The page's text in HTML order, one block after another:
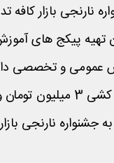
نارنجی بازار
تهیه پیکج های
عمومی و تخصصی
برای ثبت نام کنندگان
جشنواره نارنجی